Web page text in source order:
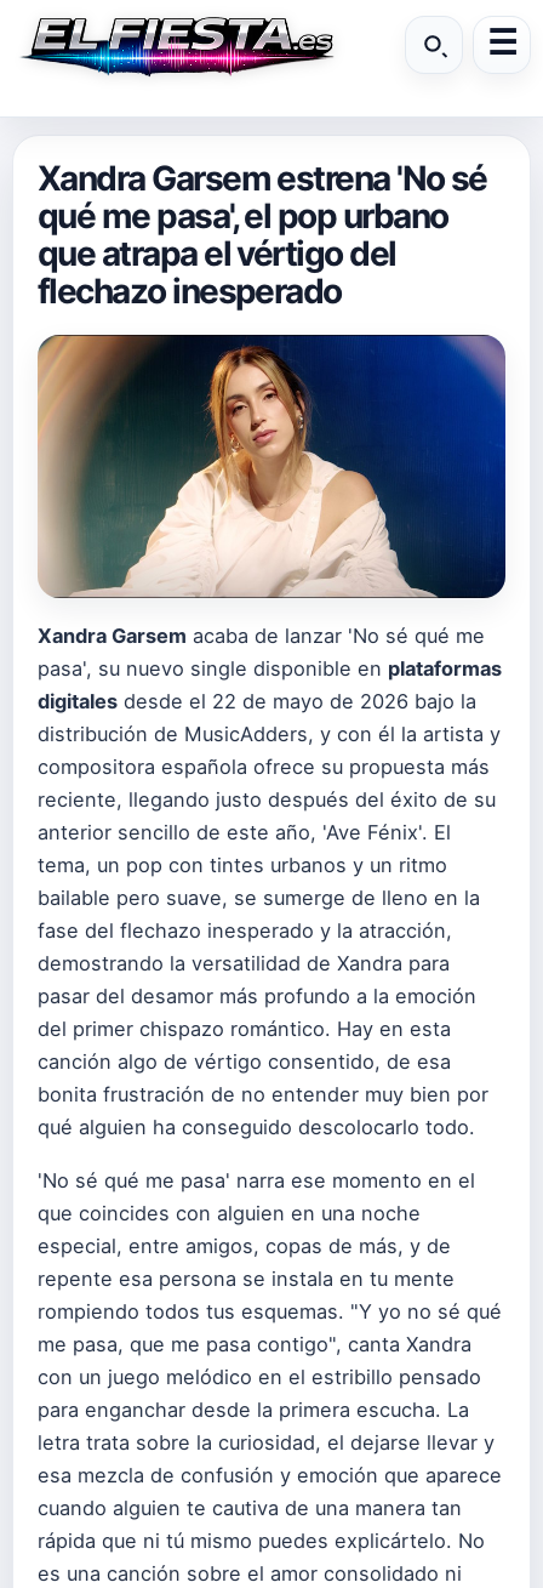
Xandra Garsem estrena 'No sé
qué me pasa', el pop urbano
que atrapa el vértigo del
flechazo inesperado
Xandra Garsem acaba de lanzar 'No sé qué me
pasa', su nuevo single disponible en plataformas
digitales desde el 22 de mayo de 2026 bajo la
distribución de MusicAdders, y con él la artista y
compositora española ofrece su propuesta más
reciente, llegando justo después del éxito de su
anterior sencillo de este año, 'Ave Fénix'. El
tema, un pop con tintes urbanos y un ritmo
bailable pero suave, se sumerge de lleno en la
fase del flechazo inesperado y la atracción,
demostrando la versatilidad de Xandra para
pasar del desamor más profundo a la emoción
del primer chispazo romántico. Hay en esta
canción algo de vértigo consentido, de esa
bonita frustración de no entender muy bien por
qué alguien ha conseguido descolocarlo todo.
'No sé qué me pasa' narra ese momento en el
que coincides con alguien en una noche
especial, entre amigos, copas de más, y de
repente esa persona se instala en tu mente
rompiendo todos tus esquemas. "Y yo no sé qué
me pasa, que me pasa contigo", canta Xandra
con un juego melódico en el estribillo pensado
para enganchar desde la primera escucha. La
letra trata sobre la curiosidad, el dejarse llevar y
esa mezcla de confusión y emoción que aparece
cuando alguien te cautiva de una manera tan
rápida que ni tú mismo puedes explicártelo. No
es una canción sobre el amor consolidado ni